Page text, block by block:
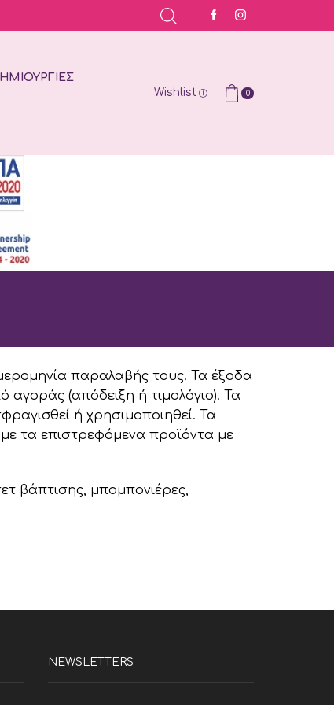
Wishlist 0
παραλαβής τους. Τα έξοδα
(απόδειξη ή τιμολόγιο). Τα
ή χρησιμοποιηθεί. Τα
τα επιστρεφόμενα προϊόντα με
βάπτισης, μπομπονιέρες,
NEWSLETTERS